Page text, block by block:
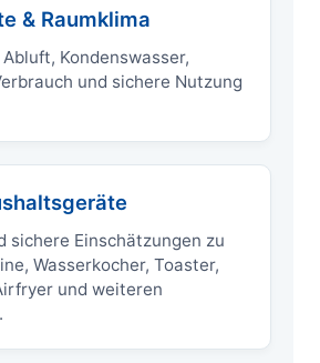
& Raumklima
Kondenswasser,
und sichere Nutzung
sichere Einschätzungen zu
Wasserkocher, Toaster,
und weiteren